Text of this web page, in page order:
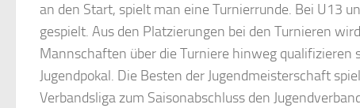
an den Start, spielt man eine Turnierrunde. Bei U13
gespielt. Aus den Platzierungen bei den Turnieren
Mannschaften über die Turniere hinweg qualifizieren
Jugendpokal. Die Besten der Jugendmeisterschaft
Verbandsliga zum Saisonabschluss den